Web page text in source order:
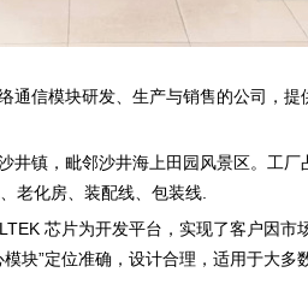
信模块研发、生产与销售的公司，提
镇，毗邻沙井海上田园风景区。工厂
老化房、装配线、包装线.
芯片为开发平台，实现了客户因市
块”定位准确，设计合理，适用于大